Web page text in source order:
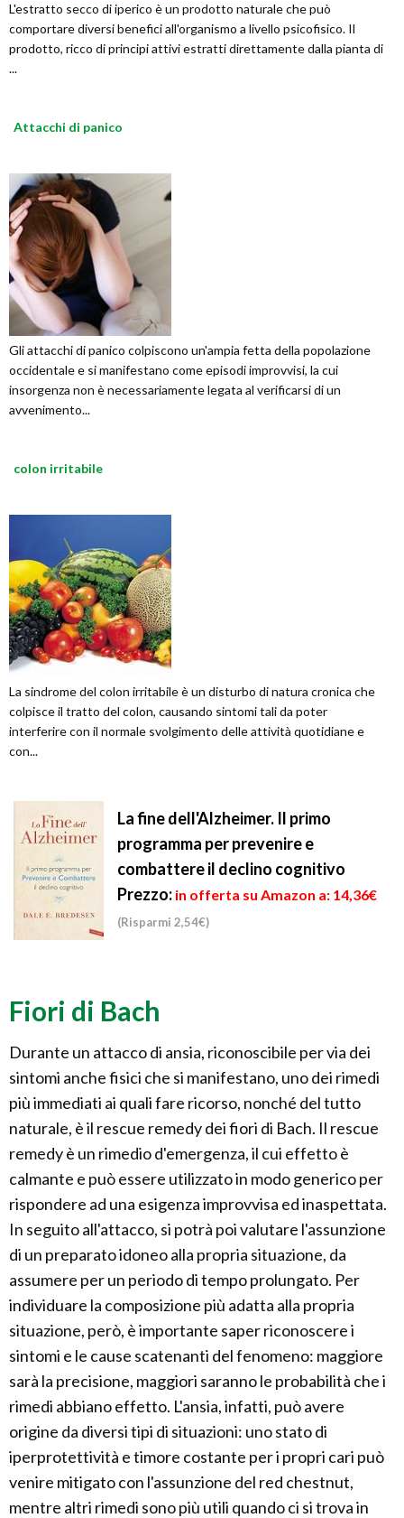
L'estratto secco di iperico è un prodotto naturale che può
comportare diversi benefici all'organismo a livello psicofisico. Il
prodotto, ricco di principi attivi estratti direttamente dalla pianta di
...
Attacchi di panico
Gli attacchi di panico colpiscono un'ampia fetta della popolazione
occidentale e si manifestano come episodi improvvisi, la cui
insorgenza non è necessariamente legata al verificarsi di un
avvenimento...
colon irritabile
La sindrome del colon irritabile è un disturbo di natura cronica che
colpisce il tratto del colon, causando sintomi tali da poter
interferire con il normale svolgimento delle attività quotidiane e
con...
La fine dell'Alzheimer. Il primo
programma per prevenire e
combattere il declino cognitivo
Prezzo: in offerta su Amazon a: 14,36€
(Risparmi 2,54€)
Fiori di Bach
Durante un attacco di ansia, riconoscibile per via dei
sintomi anche fisici che si manifestano, uno dei rimedi
più immediati ai quali fare ricorso, nonché del tutto
naturale, è il rescue remedy dei fiori di Bach. Il rescue
remedy è un rimedio d'emergenza, il cui effetto è
calmante e può essere utilizzato in modo generico per
rispondere ad una esigenza improvvisa ed inaspettata.
In seguito all'attacco, si potrà poi valutare l'assunzione
di un preparato idoneo alla propria situazione, da
assumere per un periodo di tempo prolungato. Per
individuare la composizione più adatta alla propria
situazione, però, è importante saper riconoscere i
sintomi e le cause scatenanti del fenomeno: maggiore
sarà la precisione, maggiori saranno le probabilità che i
rimedi abbiano effetto. L'ansia, infatti, può avere
origine da diversi tipi di situazioni: uno stato di
iperprotettività e timore costante per i propri cari può
venire mitigato con l'assunzione del red chestnut,
mentre altri rimedi sono più utili quando ci si trova in